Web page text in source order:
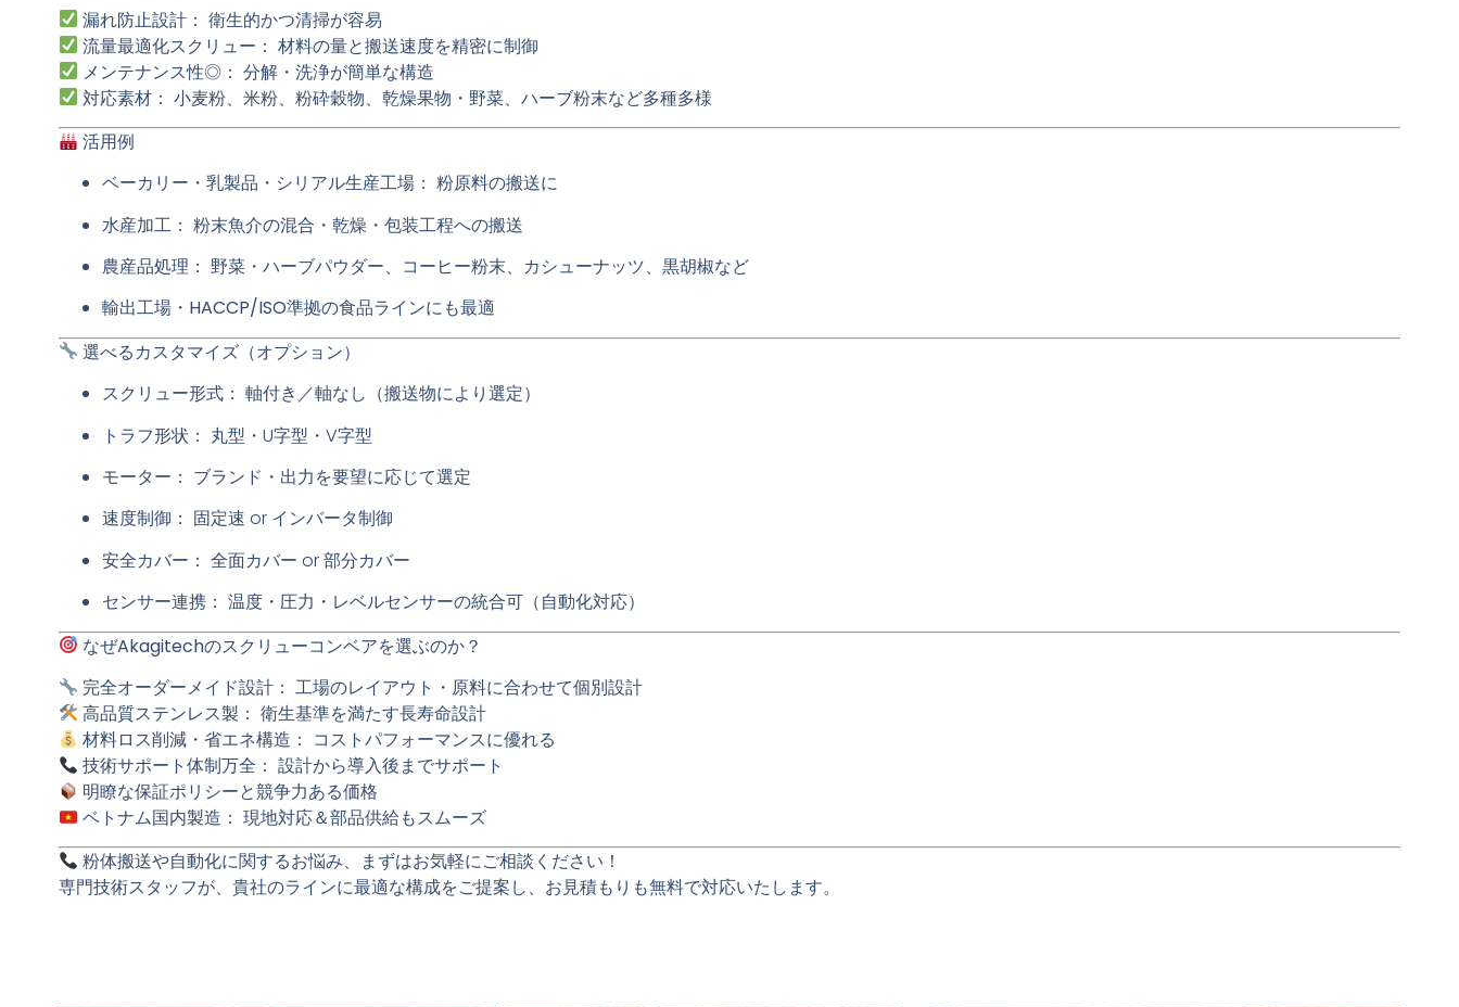
漏れ防止設計： 衛生的かつ清掃が容易
流量最適化スクリュー： 材料の量と搬送速度を精密に制御
メンテナンス性◎： 分解・洗浄が簡単な構造
対応素材： 小麦粉、米粉、粉砕穀物、乾燥果物・野菜、ハーブ粉末など多種多様
活用例
ベーカリー・乳製品・シリアル生産工場： 粉原料の搬送に
水産加工： 粉末魚介の混合・乾燥・包装工程への搬送
農産品処理： 野菜・ハーブパウダー、コーヒー粉末、カシューナッツ、黒胡椒など
輸出工場・HACCP/ISO準拠の食品ラインにも最適
選べるカスタマイズ（オプション）
スクリュー形式： 軸付き／軸なし（搬送物により選定）
トラフ形状： 丸型・U字型・V字型
モーター： ブランド・出力を要望に応じて選定
速度制御： 固定速 or インバータ制御
安全カバー： 全面カバー or 部分カバー
センサー連携： 温度・圧力・レベルセンサーの統合可（自動化対応）
なぜAkagitechのスクリューコンベアを選ぶのか？
完全オーダーメイド設計： 工場のレイアウト・原料に合わせて個別設計
高品質ステンレス製： 衛生基準を満たす長寿命設計
材料ロス削減・省エネ構造： コストパフォーマンスに優れる
技術サポート体制万全： 設計から導入後までサポート
明瞭な保証ポリシーと競争力ある価格
ベトナム国内製造： 現地対応＆部品供給もスムーズ
粉体搬送や自動化に関するお悩み、まずはお気軽にご相談ください！
専門技術スタッフが、 貴社のラインに最適な構成をご提案し、お見積もりも無料で対応いたします。